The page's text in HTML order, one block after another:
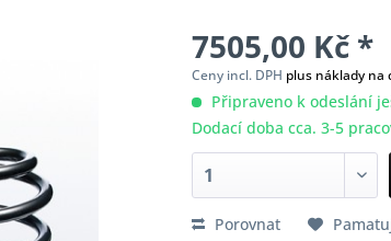
7505,00 Kč *
Ceny incl. DPH plus náklady na
Připraveno k odeslání
Dodací doba cca. 3-5
Porovnat